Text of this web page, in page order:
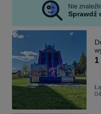
Nie
Sprawdź
1